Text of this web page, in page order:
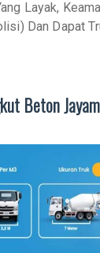
Layak,
Dan Dapat
Beton